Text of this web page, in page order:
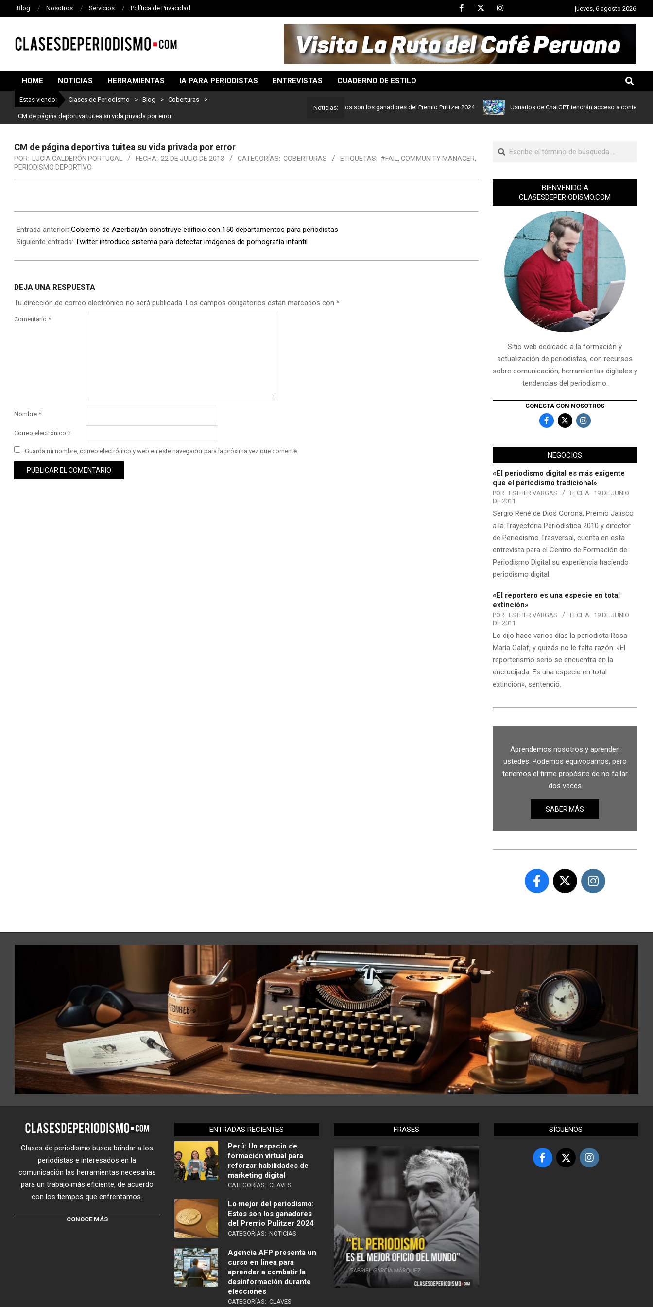
Blog Nosotros Servicios Política de Privacidad jueves, 6 agosto 2026
DE
PERIODISMO
HOME NOTICIAS HERRAMIENTAS IA PARA PERIODISTAS ENTREVISTAS CUADERNO DE ESTILO
Estas viendo: Clases de Periodismo > Blog > Coberturas >
CM de página deportiva tuitea su vida privada por error
Noticias:
Lo mejor del periodismo: Estos son los ganadores del Premio Pulitzer 2024 Usuarios de ChatGPT tendrán acceso a contenidos de
CM de página deportiva tuitea su vida privada por error
POR: LUCIA CALDERÓN PORTUGAL FECHA: 22 DE JULIO DE 2013 CATEGORÍAS: COBERTURAS ETIQUETAS: #FAIL , COMMUNITY MANAGER,
PERIODISMO DEPORTIVO
Entrada anterior: Gobierno de Azerbaiyán construye edificio con 150 departamentos para periodistas
Siguiente entrada: Twitter introduce sistema para detectar imágenes de pornografía infantil
DEJA UNA RESPUESTA
Tu dirección de correo electrónico no será publicada. Los campos obligatorios están marcados con *
Comentario *
Nombre *
Correo electrónico *
Guarda mi nombre, correo electrónico y web en este navegador para la próxima vez que comente.
BIENVENIDO A
CLASESDEPERIODISMO.COM
Sitio web dedicado a la formación y
actualización de periodistas, con recursos
sobre comunicación, herramientas digitales y
tendencias del periodismo.
CONECTA CON NOSOTROS
NEGOCIOS
«El periodismo digital es más exigente
que el periodismo tradicional»
POR: ESTHER VARGAS FECHA: 19 DE JUNIO
DE 2011
Sergio René de Dios Corona, Premio Jalisco
a la Trayectoria Periodística 2010 y director
de Periodismo Trasversal, cuenta en esta
entrevista para el Centro de Formación de
Periodismo Digital su experiencia haciendo
periodismo digital.
«El reportero es una especie en total
extinción»
POR: ESTHER VARGAS FECHA: 19 DE JUNIO
DE 2011
Lo dijo hace varios días la periodista Rosa
María Calaf, y quizás no le falta razón. «El
reporterismo serio se encuentra en la
encrucijada. Es una especie en total
extinción», sentenció.
Aprendemos nosotros y aprenden
ustedes. Podemos equivocarnos, pero
tenemos el firme propósito de no fallar
dos veces
SABER MÁS
Clases de periodismo busca brindar a los
periodistas e interesados en la
comunicación las herramientas necesarias
para un trabajo más eficiente, de acuerdo
con los tiempos que enfrentamos.
CONOCE MÁS
ENTRADAS RECIENTES
Perú: Un espacio de
formación virtual para
reforzar habilidades de
marketing digital
CATEGORÍAS: CLAVES
Lo mejor del periodismo:
Estos son los ganadores
del Premio Pulitzer 2024
CATEGORÍAS: NOTICIAS
Agencia AFP presenta un
curso en línea para
aprender a combatir la
desinformación durante
elecciones
CATEGORÍAS: CLAVES
FRASES SÍGUENOS